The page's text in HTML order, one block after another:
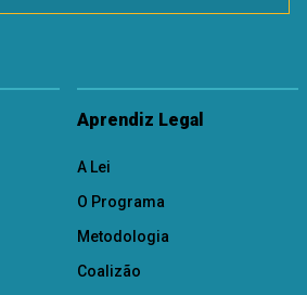
Aprendiz Legal
A Lei
O Programa
Metodologia
Coalizão